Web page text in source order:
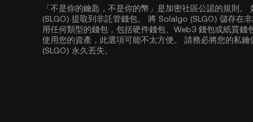
「不是你的鑰匙，不是你的幣」是加密社區公認的規則
(SLGO) 提取到非託管錢包。 將 Solalgo (SLGO) 儲存在
用任何類型的錢包，包括硬件錢包、Web3 錢包或紙質
使用您的資產，此選項可能不太方便。 請務必將您的私
(SLGO) 永久丟失。